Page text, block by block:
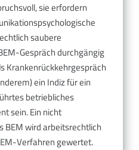
sie erfordern
saubere
Gespräch durchgängig
Krankenrückkehrgespräch
ein Indiz für ein
betriebliches
sein. Ein nicht
wird arbeitsrechtlich
Verfahren gewertet.